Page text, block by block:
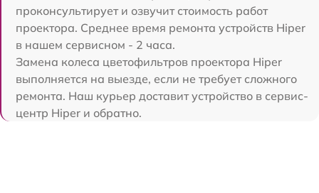
проконсультирует и озвучит стоимость работ
проектора. Среднее время ремонта устройств Hiper
в нашем сервисном - 2 часа.
Замена колеса цветофильтров проектора Hiper
выполняется на выезде, если не требует сложного
ремонта. Наш курьер доставит устройство в сервис-
центр Hiper и обратно.